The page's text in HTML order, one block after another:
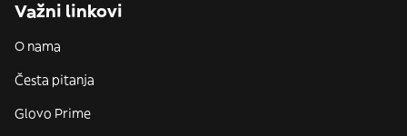
Važni linkovi
O nama
Česta pitanja
Glovo Prime